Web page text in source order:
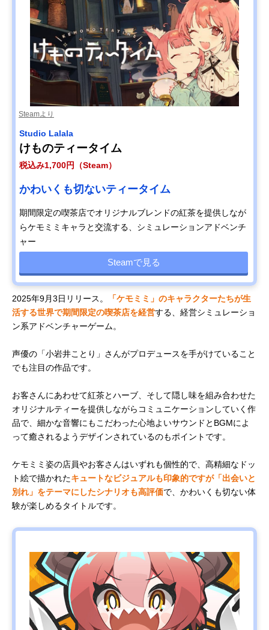
Steamより
Studio Lalala
けものティータイム
税込み1,700円（Steam）
かわいくも切ないティータイム
期間限定の喫茶店でオリジナルブレンドの紅茶を提供しなが
らケモミミキャラと交流する、シミュレーションアドベンチ
ャー
Steamで見る
2025年9月3日リリース。
「ケモミミ」のキャラクターたちが生
活する世界で期間限定の喫茶店を経営する、経営シミュレーショ
ン系アドベンチャーゲーム。
声優の「小岩井ことり」さんがプロデュースを手がけていること
でも注目の作品です。
お客さんにあわせて紅茶とハーブ、そして隠し味を組み合わせた
オリジナルティーを提供しながらコミュニケーションしていく作
品で、細かな音響にもこだわった心地よいサウンドとBGMによ
って癒されるようデザインされているのもポイントです。
ケモミミ姿の店員やお客さんはいずれも個性的で、高精細なドッ
ト絵で描かれたキュートなビジュアルも印象的ですが「出会いと
別れ」をテーマにしたシナリオも高評価で、かわいくも切ない体
験が楽しめるタイトルです。